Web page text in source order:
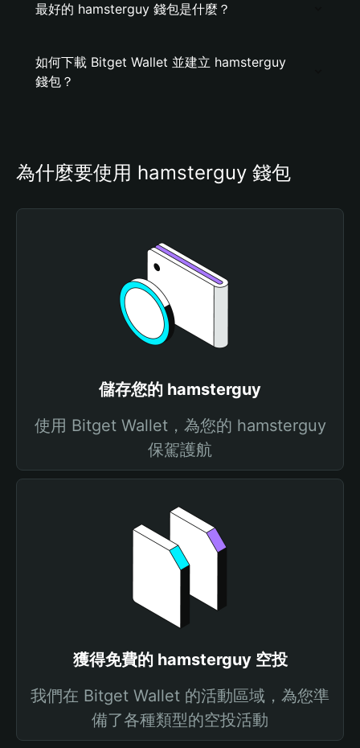
最好的 hamsterguy 錢包是什麼？
如何下載 Bitget Wallet 並建立 hamsterguy
錢包？
為什麼要使用 hamsterguy 錢包
儲存您的 hamsterguy
使用 Bitget Wallet，為您的 hamsterguy
保駕護航
獲得免費的 hamsterguy 空投
我們在 Bitget Wallet 的活動區域，為您準
備了各種類型的空投活動